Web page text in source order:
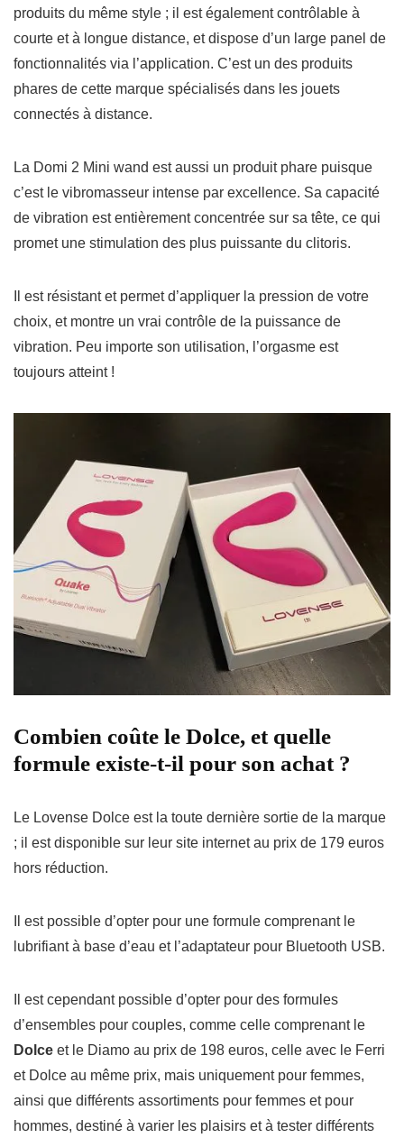
produits du même style ; il est également contrôlable à
courte et à longue distance, et dispose d’un large panel de
fonctionnalités via l’application. C’est un des produits
phares de cette marque spécialisés dans les jouets
connectés à distance.
La Domi 2 Mini wand est aussi un produit phare puisque
c’est le vibromasseur intense par excellence. Sa capacité
de vibration est entièrement concentrée sur sa tête, ce qui
promet une stimulation des plus puissante du clitoris.
Il est résistant et permet d’appliquer la pression de votre
choix, et montre un vrai contrôle de la puissance de
vibration. Peu importe son utilisation, l’orgasme est
toujours atteint !
Combien coûte le Dolce, et quelle
formule existe-t-il pour son achat ?
Le Lovense Dolce est la toute dernière sortie de la marque
; il est disponible sur leur site internet au prix de 179 euros
hors réduction.
Il est possible d’opter pour une formule comprenant le
lubrifiant à base d’eau et l’adaptateur pour Bluetooth USB.
Il est cependant possible d’opter pour des formules
d’ensembles pour couples, comme celle comprenant le
Dolce et le Diamo au prix de 198 euros, celle avec le Ferri
et Dolce au même prix, mais uniquement pour femmes,
ainsi que différents assortiments pour femmes et pour
hommes, destiné à varier les plaisirs et à tester différents